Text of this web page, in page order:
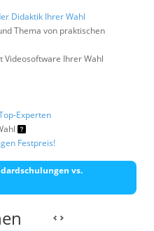
Didaktik Ihrer Wahl
Thema von praktischen
Videosoftware Ihrer Wahl
Experten
Festpreis!
vs.